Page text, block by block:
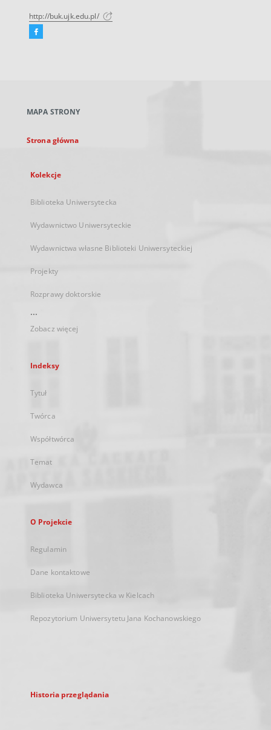
http://buk.ujk.edu.pl/
Facebook
karcie
MAPA STRONY
Strona główna
Kolekcje
Biblioteka Uniwersytecka
Wydawnictwo Uniwersyteckie
Wydawnictwa własne Biblioteki Uniwersyteckiej
Projekty
Rozprawy doktorskie
...
Zobacz więcej
Indeksy
Tytuł
Twórca
Współtwórca
Temat
Wydawca
O Projekcie
Regulamin
Dane kontaktowe
Biblioteka Uniwersytecka w Kielcach
Repozytorium Uniwersytetu Jana Kochanowskiego
Historia przeglądania